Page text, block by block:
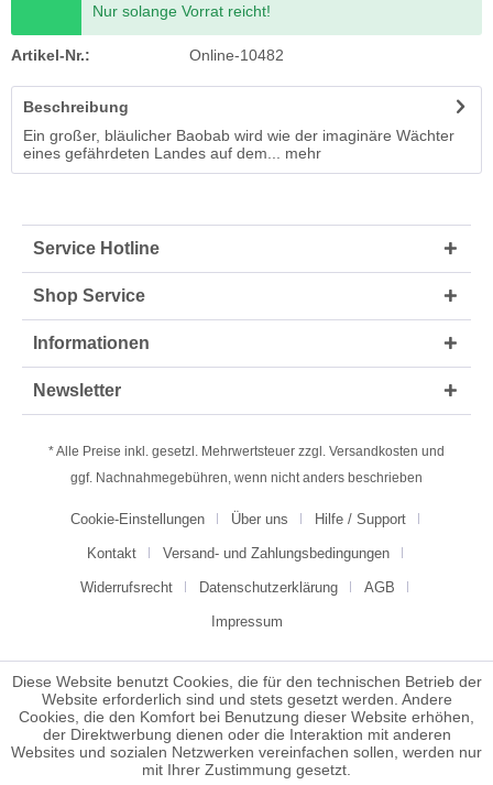
Nur solange Vorrat reicht!
Artikel-Nr.: Online-10482
Beschreibung
Ein großer, bläulicher Baobab wird wie der imaginäre Wächter
eines gefährdeten Landes auf dem...
mehr
Service Hotline
Shop Service
Informationen
Newsletter
* Alle Preise inkl. gesetzl. Mehrwertsteuer zzgl. Versandkosten und
ggf. Nachnahmegebühren, wenn nicht anders beschrieben
Cookie-Einstellungen Über uns Hilfe / Support
Kontakt Versand- und Zahlungsbedingungen
Widerrufsrecht Datenschutzerklärung AGB
Impressum
Diese Website benutzt Cookies, die für den technischen Betrieb der
Website erforderlich sind und stets gesetzt werden. Andere
Cookies, die den Komfort bei Benutzung dieser Website erhöhen,
der Direktwerbung dienen oder die Interaktion mit anderen
Websites und sozialen Netzwerken vereinfachen sollen, werden nur
mit Ihrer Zustimmung gesetzt.